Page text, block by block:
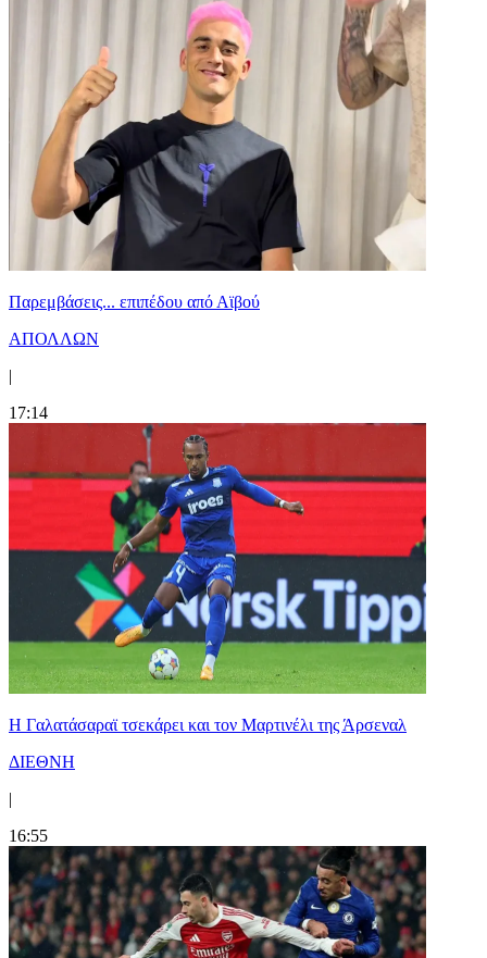
Παρεμβάσεις... επιπέδου από Αϊβού
ΑΠΟΛΛΩΝ
|
17:14
H Γαλατάσαραϊ τσεκάρει και τον Μαρτινέλι της Άρσεναλ
ΔΙΕΘΝΗ
|
16:55